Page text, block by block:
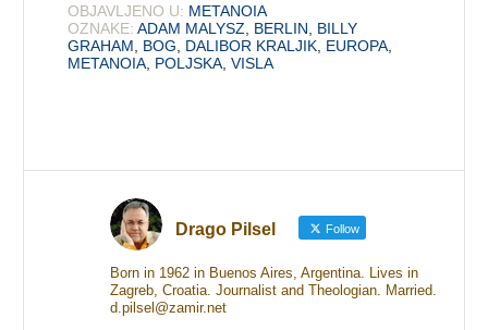
OBJAVLJENO U: METANOIA
OZNAKE: ADAM MALYSZ BERLIN
BILLY
GRAHAM
BOG DALIBOR KRALJIK EUROPA
METANOIA POLJSKA ,VISLA
Drago Pilsel Follow
Born in 1962 in Buenos Aires, Argentina. Lives in
Zagreb, Croatia. Journalist and Theologian. Married.
d.pilsel@zamir.net